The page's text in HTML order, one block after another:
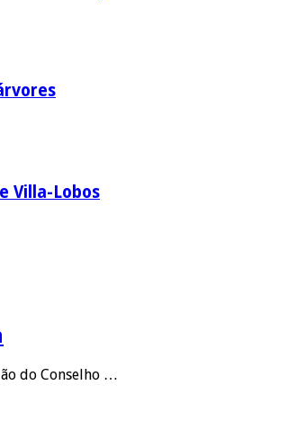
Villa-Lobos
do Conselho …